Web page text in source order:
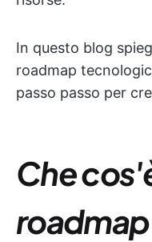
In questo blog
roadmap
passo passo per
Che
roadmap